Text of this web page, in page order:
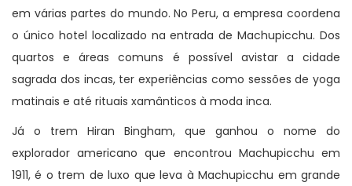
em várias partes do mundo. No Peru, a empresa coordena
o único hotel localizado na entrada de Machupicchu. Dos
quartos e áreas comuns é possível avistar a cidade
sagrada dos incas, ter experiências como sessões de yoga
matinais e até rituais xamânticos à moda inca.
Já o trem Hiran Bingham, que ganhou o nome do
explorador americano que encontrou Machupicchu em
1911, é o trem de luxo que leva à Machupicchu em grande